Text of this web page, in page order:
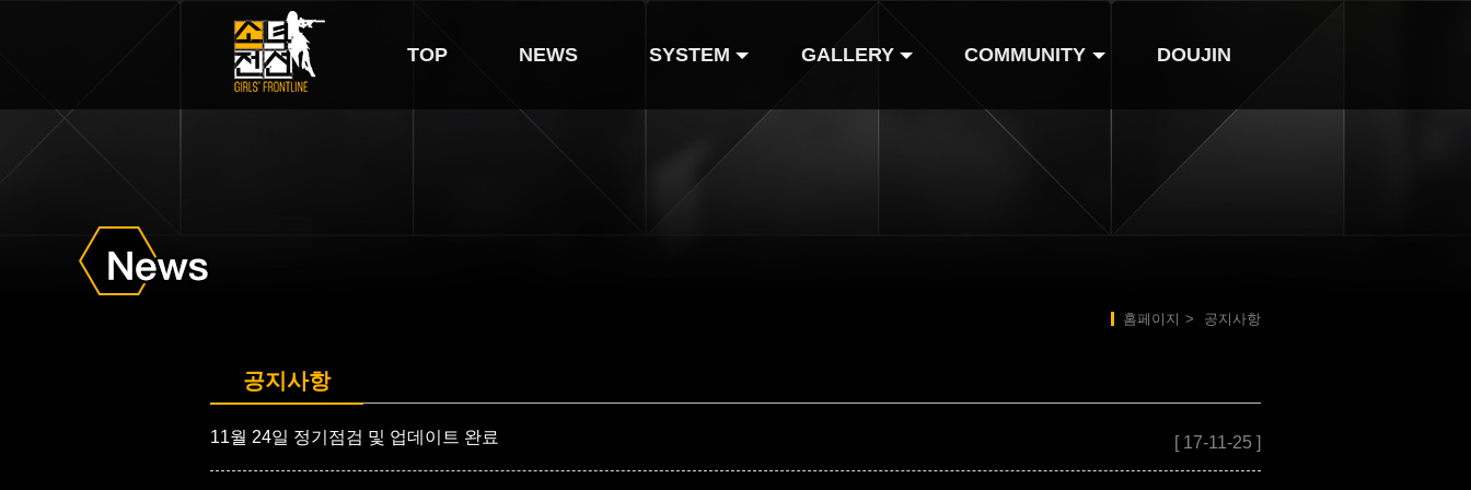
TOP NEWS SYSTEM GALLERY COMMUNITY
Cafe
Facebook
DOUJIN
홈페이지 > 공지사항
공지사항
11월 24일 정기점검 및 업데이트 완료 [ 17-11-25 ]